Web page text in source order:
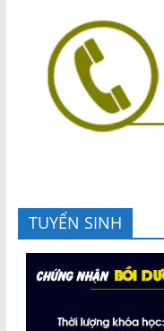
TUYỂN SINH